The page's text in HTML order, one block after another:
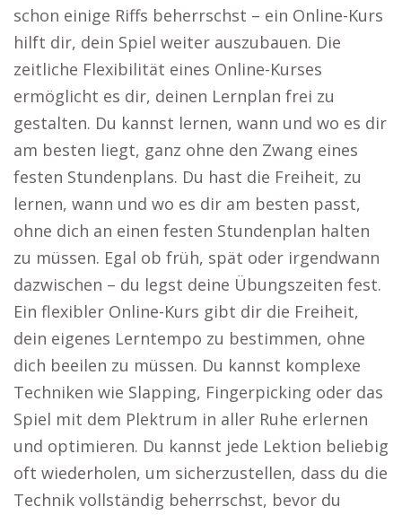
schon einige Riffs beherrschst – ein Online-Kurs
hilft dir, dein Spiel weiter auszubauen. Die
zeitliche Flexibilität eines Online-Kurses
ermöglicht es dir, deinen Lernplan frei zu
gestalten. Du kannst lernen, wann und wo es dir
am besten liegt, ganz ohne den Zwang eines
festen Stundenplans. Du hast die Freiheit, zu
lernen, wann und wo es dir am besten passt,
ohne dich an einen festen Stundenplan halten
zu müssen. Egal ob früh, spät oder irgendwann
dazwischen – du legst deine Übungszeiten fest.
Ein flexibler Online-Kurs gibt dir die Freiheit,
dein eigenes Lerntempo zu bestimmen, ohne
dich beeilen zu müssen. Du kannst komplexe
Techniken wie Slapping, Fingerpicking oder das
Spiel mit dem Plektrum in aller Ruhe erlernen
und optimieren. Du kannst jede Lektion beliebig
oft wiederholen, um sicherzustellen, dass du die
Technik vollständig beherrschst, bevor du